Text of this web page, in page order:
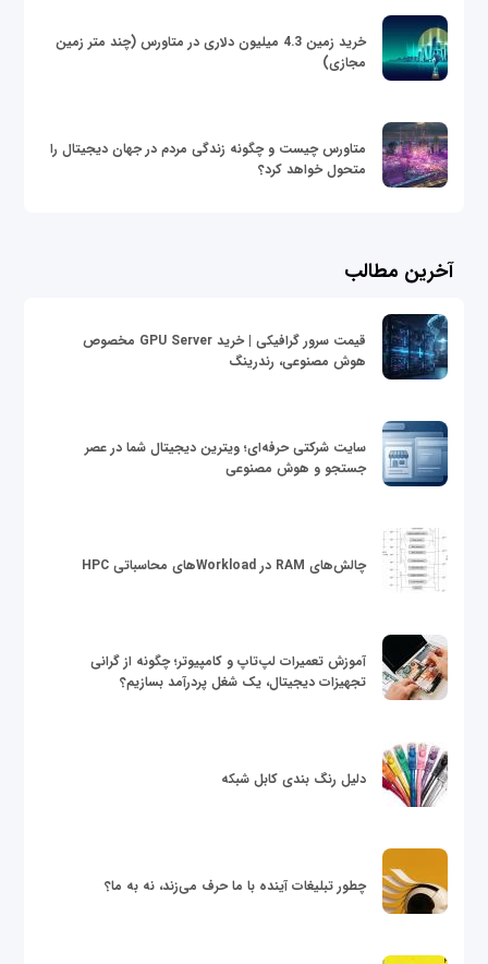
خرید زمین 4.3 میلیون دلاری در متاورس (چند متر زمین
مجازی)
متاورس چیست و چگونه زندگی مردم در جهان دیجیتال را
متحول خواهد کرد؟
آخرین مطالب
قیمت سرور گرافیکی | خرید GPU Server مخصوص
هوش مصنوعی، رندرینگ
سایت شرکتی حرفه‌ای؛ ویترین دیجیتال شما در عصر
جستجو و هوش مصنوعی
چالش‌های RAM در Workloadهای محاسباتی HPC
آموزش تعمیرات لپ‌تاپ و کامپیوتر؛ چگونه از گرانی
تجهیزات دیجیتال، یک شغل پردرآمد بسازیم؟
دلیل رنگ بندی کابل شبکه
چطور تبلیغات آینده با ما حرف می‌زند، نه به ما؟